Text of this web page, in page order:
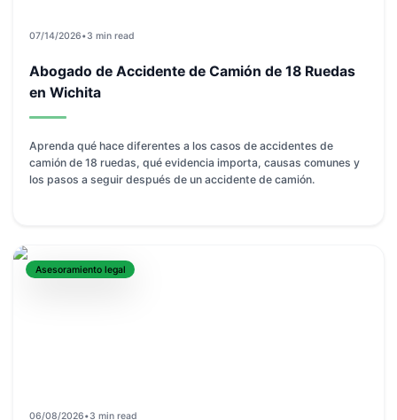
07/14/2026•3 min read
Abogado de Accidente de Camión de 18 Ruedas
en Wichita
Aprenda qué hace diferentes a los casos de accidentes de
camión de 18 ruedas, qué evidencia importa, causas comunes y
los pasos a seguir después de un accidente de camión.
Asesoramiento legal
06/08/2026•3 min read